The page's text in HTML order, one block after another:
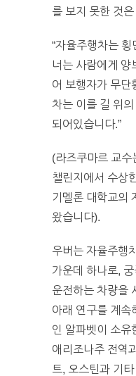
를 보지 못한 것
“자율주행차는
너는 사람에게 양
어 보행자가 무단
차는 이를 길 위
되어있습니다.”
(라즈쿠마르 교
챌린지에서 수상
기멜론 대학교의
왔습니다).
우버는 자율주행
가운데 하나로,
운전하는 차량을
아래 연구를 계속
인 알파벳이 소유
애리조나주 전역
트, 오스틴과 기